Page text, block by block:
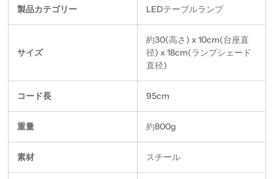
製品カテゴリー LEDテーブルランプ
サイズ
約30(高さ) x 10cm(台座直
径) x 18cm(ランプシェード
直径)
コード長 95cm
重量 約800g
素材 スチール